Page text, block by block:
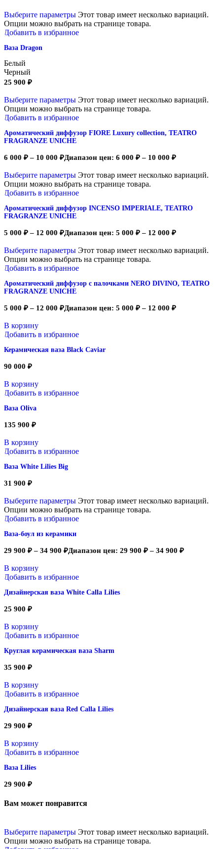
Выберите параметры Этот товар имеет несколько вариаций.
Опции можно выбрать на странице товара.
Добавить в избранное
Ваза Dragon
Белый
Черный
25 900 ₽
Выберите параметры Этот товар имеет несколько вариаций.
Опции можно выбрать на странице товара.
Добавить в избранное
Ароматический диффузор FIORE Luxury collection, TEATRO
FRAGRANZE UNICHE
6 000 ₽ – 10 000 ₽Диапазон цен: 6 000 ₽ – 10 000 ₽
Выберите параметры Этот товар имеет несколько вариаций.
Опции можно выбрать на странице товара.
Добавить в избранное
Ароматический диффузор INCENSO IMPERIALE, TEATRO
FRAGRANZE UNICHE
5 000 ₽ – 12 000 ₽Диапазон цен: 5 000 ₽ – 12 000 ₽
Выберите параметры Этот товар имеет несколько вариаций.
Опции можно выбрать на странице товара.
Добавить в избранное
Ароматический диффузор с палочками NERO DIVINO, TEATRO
FRAGRANZE UNICHE
5 000 ₽ – 12 000 ₽Диапазон цен: 5 000 ₽ – 12 000 ₽
В корзину
Добавить в избранное
Керамическая ваза Black Caviar
90 000 ₽
В корзину
Добавить в избранное
Ваза Oliva
135 900 ₽
В корзину
Добавить в избранное
Ваза White Lilies Big
31 900 ₽
Выберите параметры Этот товар имеет несколько вариаций.
Опции можно выбрать на странице товара.
Добавить в избранное
Ваза-боул из керамики
29 900 ₽ – 34 900 ₽Диапазон цен: 29 900 ₽ – 34 900 ₽
В корзину
Добавить в избранное
Дизайнерская ваза White Calla Lilies
25 900 ₽
В корзину
Добавить в избранное
Круглая керамическая ваза Sharm
35 900 ₽
В корзину
Добавить в избранное
Дизайнерская ваза Red Calla Lilies
29 900 ₽
В корзину
Добавить в избранное
Ваза Lilies
29 900 ₽
Вам может понравится
Выберите параметры Этот товар имеет несколько вариаций.
Опции можно выбрать на странице товара.